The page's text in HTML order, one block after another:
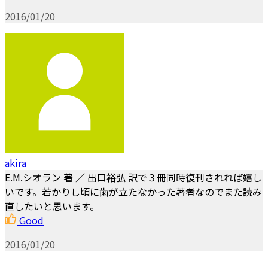
2016/01/20
akira
E.M.シオラン 著 ／ 出口裕弘 訳で３冊同時復刊されれば嬉し
いです。若かりし頃に歯が立たなかった著者なのでまた読み
直したいと思います。
Good
2016/01/20